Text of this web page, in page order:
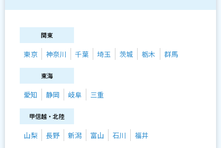
関東
東京 神奈川 千葉 埼玉 茨城 栃木 群馬
東海
愛知 静岡 岐阜 三重
甲信越・北陸
山梨 長野 新潟 富山 石川 福井